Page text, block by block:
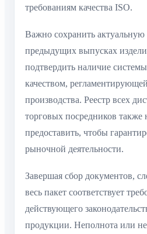
требованиям качества ISO.
Важно сохранить
предыдущих выпусках
подтвердить наличие
качеством,
производства. Реестр всех
торговых посредников также
предоставить, чтобы
рыночной деятельности.
Завершая сбор документов,
весь пакет соответствует
действующего
продукции. Неполнота или